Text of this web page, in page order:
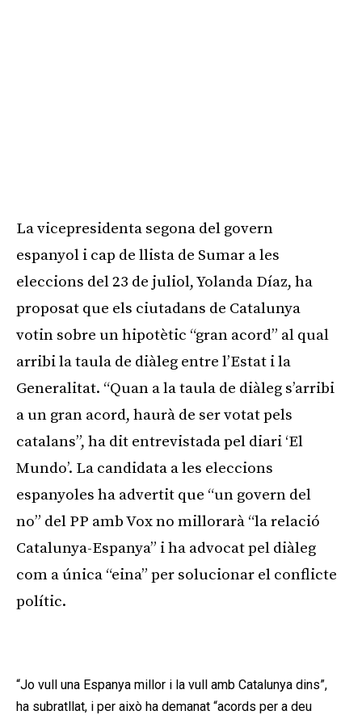
La vicepresidenta segona del govern
espanyol i cap de llista de Sumar a les
eleccions del 23 de juliol, Yolanda Díaz, ha
proposat que els ciutadans de Catalunya
votin sobre un hipotètic “gran acord” al qual
arribi la taula de diàleg entre l’Estat i la
Generalitat. “Quan a la taula de diàleg s’arribi
a un gran acord, haurà de ser votat pels
catalans”, ha dit entrevistada pel diari ‘El
Mundo’. La candidata a les eleccions
espanyoles ha advertit que “un govern del
no” del PP amb Vox no millorarà “la relació
Catalunya-Espanya” i ha advocat pel diàleg
com a única “eina” per solucionar el conflicte
polític.
“Jo vull una Espanya millor i la vull amb Catalunya dins”,
ha subratllat, i per això ha demanat “acords per a deu